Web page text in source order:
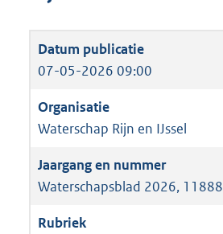
07-05-2026 09:00
Waterschap Rijn en IJssel
Waterschapsblad 2026, 11888